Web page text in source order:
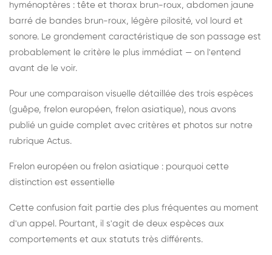
hyménoptères : tête et thorax brun-roux, abdomen jaune
barré de bandes brun-roux, légère pilosité, vol lourd et
sonore. Le grondement caractéristique de son passage est
probablement le critère le plus immédiat — on l'entend
avant de le voir.
Pour une comparaison visuelle détaillée des trois espèces
(guêpe, frelon européen, frelon asiatique), nous avons
publié un guide complet avec critères et photos sur notre
rubrique Actus.
Frelon européen ou frelon asiatique : pourquoi cette
distinction est essentielle
Cette confusion fait partie des plus fréquentes au moment
d'un appel. Pourtant, il s'agit de deux espèces aux
comportements et aux statuts très différents.